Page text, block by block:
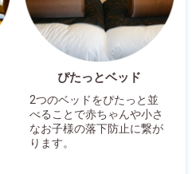
ぴたっとベッド
2つのベッドをぴたっと並
べることで赤ちゃんや小さ
なお子様の落下防止に繋が
ります。